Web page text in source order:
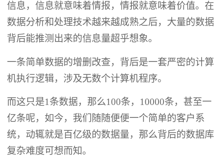
信息，信息就意味着情报，情报就意味着价值。在
数据分析和处理技术越来越成熟之后，大量的数据
背后能推测出来的信息量超乎想象。
一条简单数据的增删改查，背后是一套严密的计算
机执行逻辑，涉及无数个计算机程序。
而这只是1条数据，那么100条，10000条，甚至一
亿条呢，如今，我们随随便便一个简单的客户系
统，动辄就是百亿级的数据量，那么背后的数据库
复杂难度可想而知。